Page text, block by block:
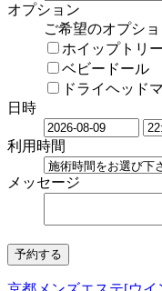
オプション
ご希望のオプシ
ホイップトリ
ベビードール
ドライヘッド
日時
利用時間
メッセージ